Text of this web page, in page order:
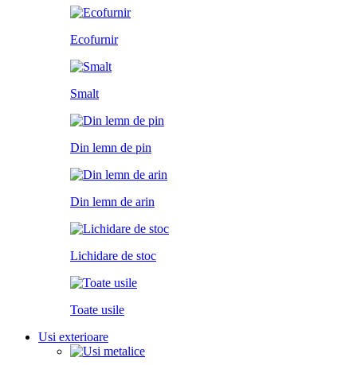
Ecofurnir
Smalt
Din lemn de pin
Din lemn de arin
Lichidare de stoc
Toate usile
Usi exterioare